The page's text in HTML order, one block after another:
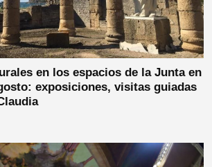
en los espacios de la Junta en
exposiciones, visitas guiadas